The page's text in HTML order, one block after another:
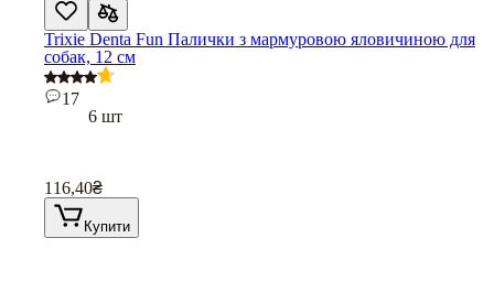
Trixie Denta Fun Палички з мармуровою яловичиною для
собак, 12 см
17
6 шт
116,40₴
Купити